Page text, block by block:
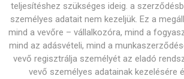
teljesítéshez szükséges ideig. a
személyes adatait nem kezeljük. Ez a
mind a vevőre – vállalkozóra, mind a
mind az adásvételi, mind a
vevő regisztrálja személyét az eladó
vevő személyes adatainak kezelésére